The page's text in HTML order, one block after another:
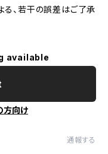
、若干の誤差はご了承
available
方向け
通報する